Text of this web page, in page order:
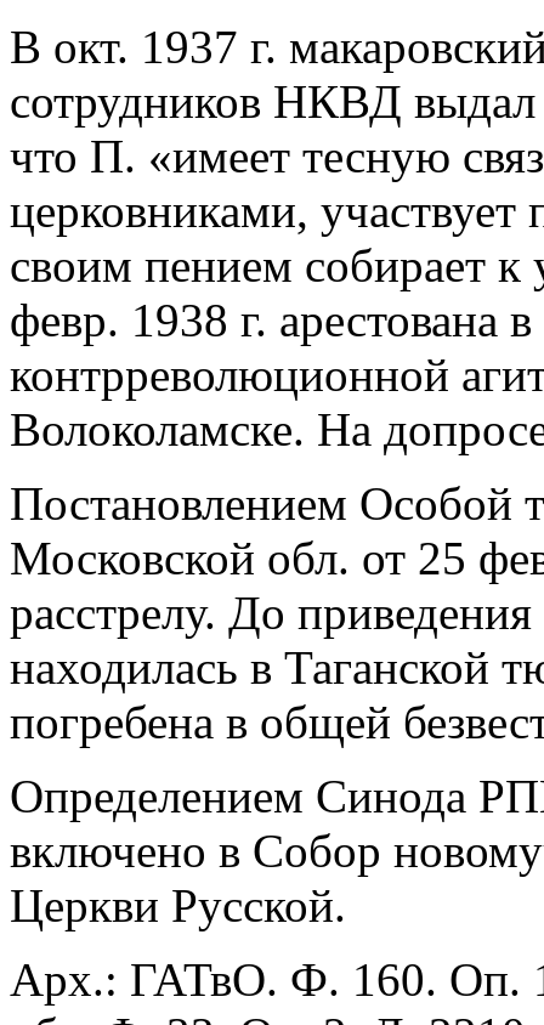
В окт. 1937 г.
сотрудников НКВД выдал
что П. «имеет тесную
церковниками,
своим пением собирает
февр. 1938 г.
контрреволюционной
Волоколамске. На
Постановлением
Московской обл. от 25
расстрелу. До
находилась в Таганской
погребена в общей
Определением Синода
включено в Собор
Церкви Русской.
Арх.: ГАТвО. Ф. 160. Оп.